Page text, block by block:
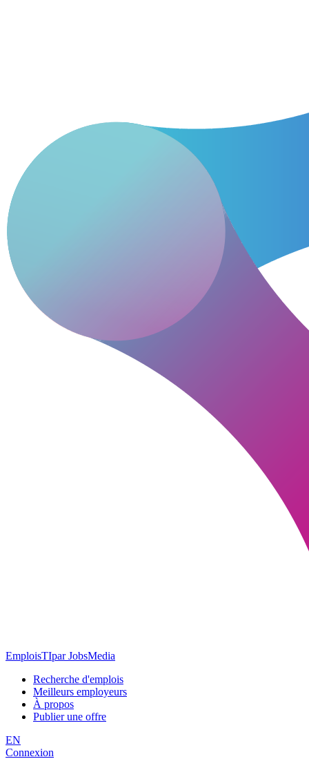
EmploisTIpar JobsMedia
Recherche d'emplois
Meilleurs employeurs
À propos
Publier une offre
EN
Connexion